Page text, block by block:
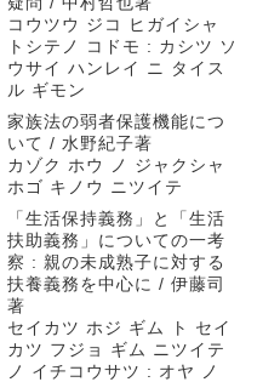
コウツウ ジコ ヒガイシャ
トシテノ コドモ : カシツ ソ
ウサイ ハンレイ ニ タイス
ル ギモン
家族法の弱者保護機能につ
いて / 水野紀子著
カゾク ホウ ノ ジャクシャ
ホゴ キノウ ニツイテ
「生活保持義務」と「生活
扶助義務」についての一考
察 : 親の未成熟子に対する
扶養義務を中心に / 伊藤司
著
セイカツ ホジ ギム ト セイ
カツ フジョ ギム ニツイテ
ノ イチコウサツ : オヤ ノ